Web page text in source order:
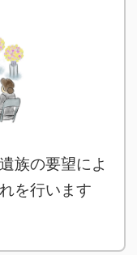
族の要望によ
を行います